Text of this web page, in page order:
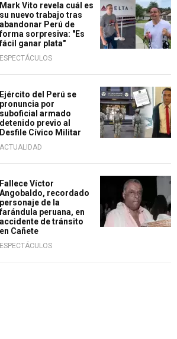
Mark Vito revela cuál es
su nuevo trabajo tras
abandonar Perú de
forma sorpresiva: "Es
fácil ganar plata"
ESPECTÁCULOS
Ejército del Perú se
pronuncia por
suboficial armado
detenido previo al
Desfile Cívico Militar
ACTUALIDAD
Fallece Víctor
Angobaldo, recordado
personaje de la
farándula peruana, en
accidente de tránsito
en Cañete
ESPECTÁCULOS